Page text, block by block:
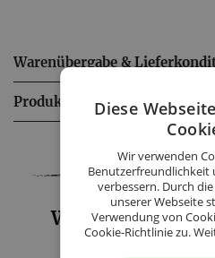
Warenübergabe &
Produktinformationen
Weinbau Alois &
Diese
Wir verwenden
Benutzerfreundlichkeit
verbessern. Durch
unserer Webseite
Verwendung von
Cookie-Richtlinie zu.